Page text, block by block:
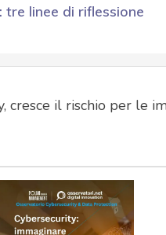
tre linee di riflessione
cresce il rischio per le